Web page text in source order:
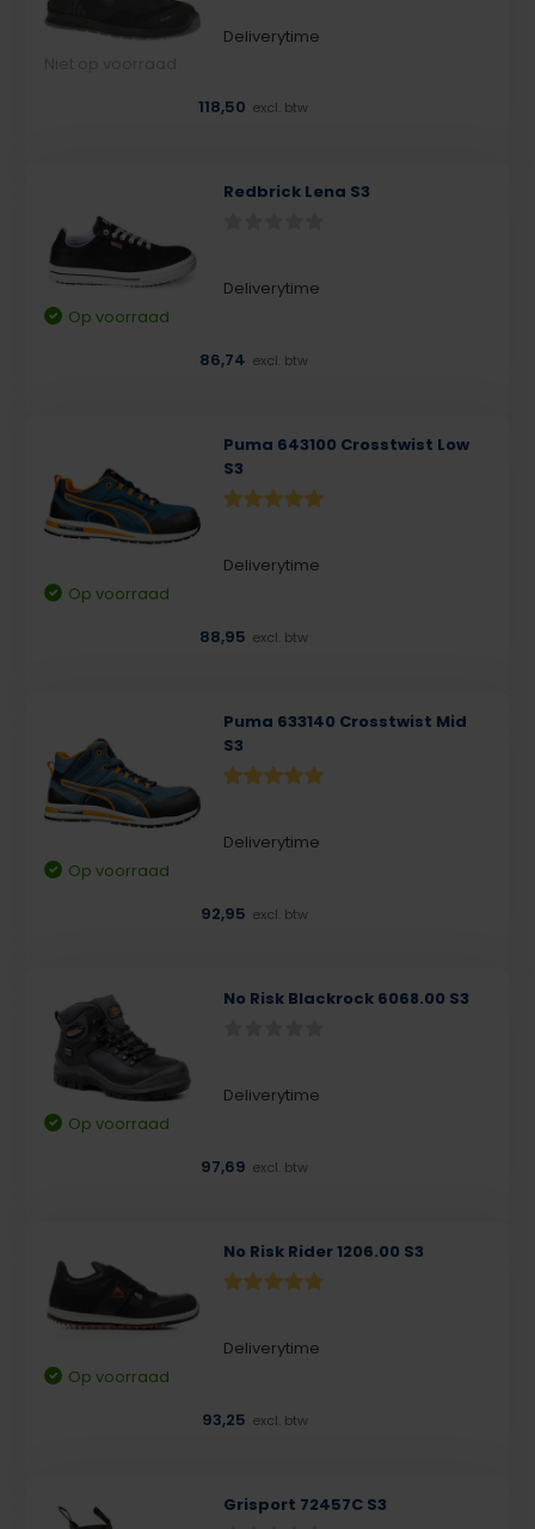
Deliverytime
118,50 excl. btw
Redbrick Lena S3
Deliverytime
Op voorraad
86,74 excl. btw
Puma 643100 Crosstwist Low
S3
Deliverytime
Op voorraad
88,95 excl. btw
Puma 633140 Crosstwist Mid
S3
Deliverytime
Op voorraad
92,95 excl. btw
No Risk Blackrock 6068.00 S3
Deliverytime
Op voorraad
97,69 excl. btw
No Risk Rider 1206.00 S3
Deliverytime
Op voorraad
93,25 excl. btw
Grisport 72457C S3